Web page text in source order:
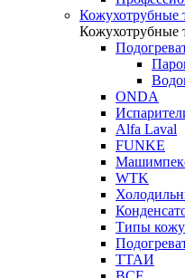
Кожухотрубные
Кожухотрубные
ONDA
Alfa Laval
FUNKE
WTK
Типы
ТТАИ